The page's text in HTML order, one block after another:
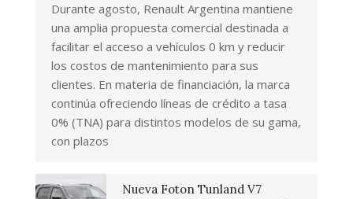
Durante agosto, Renault Argentina mantiene
una amplia propuesta comercial destinada a
facilitar el acceso a vehículos 0 km y reducir
los costos de mantenimiento para sus
clientes. En materia de financiación, la marca
continúa ofreciendo líneas de crédito a tasa
0% (TNA) para distintos modelos de su gama,
con plazos
Nueva Foton Tunland V7